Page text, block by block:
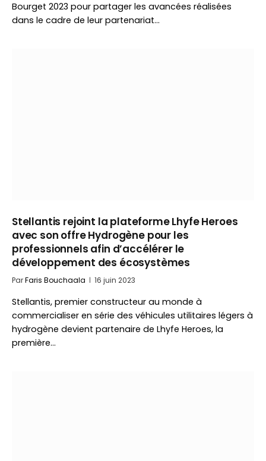
Bourget 2023 pour partager les avancées réalisées
dans le cadre de leur partenariat…
Stellantis rejoint la plateforme Lhyfe Heroes
avec son offre Hydrogène pour les
professionnels afin d’accélérer le
développement des écosystèmes
ParFaris Bouchaala 16 juin 2023
Stellantis, premier constructeur au monde à
commercialiser en série des véhicules utilitaires légers à
hydrogène devient partenaire de Lhyfe Heroes, la
première…